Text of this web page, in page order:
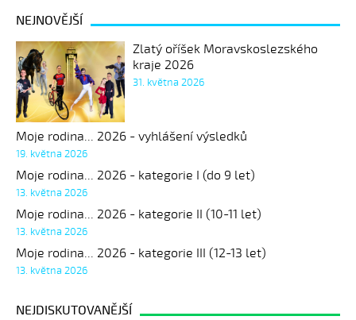
NEJNOVĚJŠÍ
Zlatý oříšek Moravskoslezského
kraje 2026
31. května 2026
Moje rodina... 2026 - vyhlášení výsledků
19. května 2026
Moje rodina... 2026 - kategorie I (do 9 let)
13. května 2026
Moje rodina... 2026 - kategorie II (10-11 let)
13. května 2026
Moje rodina... 2026 - kategorie III (12-13 let)
13. května 2026
NEJDISKUTOVANĚJŠÍ